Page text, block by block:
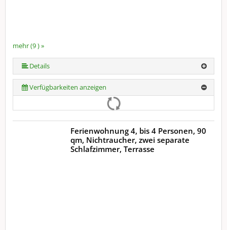
mehr (9 ) »
mehr (9 ) »
mehr (9 ) »
mehr (9 ) »
mehr (9 ) »
mehr (9 ) »
Details
Verfügbarkeiten anzeigen
Ferienwohnung 4, bis 4 Personen, 90
qm, Nichtraucher, zwei separate
Schlafzimmer, Terrasse